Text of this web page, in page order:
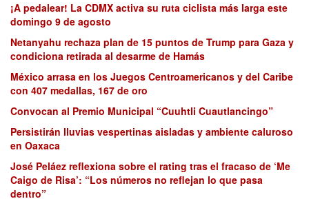
¡A pedalear! La CDMX activa su ruta ciclista más larga este
domingo 9 de agosto
Netanyahu rechaza plan de 15 puntos de Trump para Gaza y
condiciona retirada al desarme de Hamás
México arrasa en los Juegos Centroamericanos y del Caribe
con 407 medallas, 167 de oro
Convocan al Premio Municipal “Cuuhtli Cuautlancingo”
Persistirán lluvias vespertinas aisladas y ambiente caluroso
en Oaxaca
José Peláez reflexiona sobre el rating tras el fracaso de ‘Me
Caigo de Risa’: “Los números no reflejan lo que pasa
dentro”